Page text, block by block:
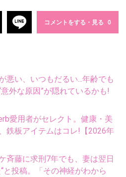
コメントをする・見る
悪い、いつもだるい...年齢でも
外な原因”が隠れているかも!
愛用者がセレクト。健康・美
鉄板アイテムはコレ!【2026年
斉藤に求刑7年でも、妻は翌日
と投稿。「その神経がわから